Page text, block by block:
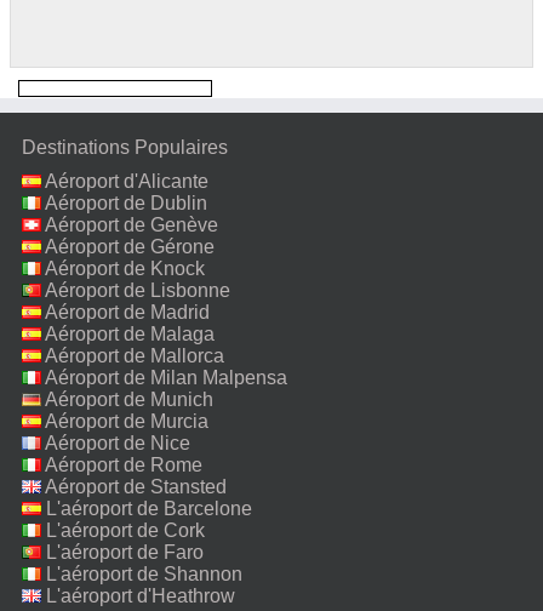
Destinations Populaires
Aéroport d'Alicante
Aéroport de Dublin
Aéroport de Genève
Aéroport de Gérone
Aéroport de Knock
Aéroport de Lisbonne
Aéroport de Madrid
Aéroport de Malaga
Aéroport de Mallorca
Aéroport de Milan Malpensa
Aéroport de Munich
Aéroport de Murcia
Aéroport de Nice
Aéroport de Rome
Fiumicino
Aéroport de Stansted
L'aéroport de Barcelone
L'aéroport de Cork
L'aéroport de Faro
L'aéroport de Shannon
L'aéroport d'Heathrow